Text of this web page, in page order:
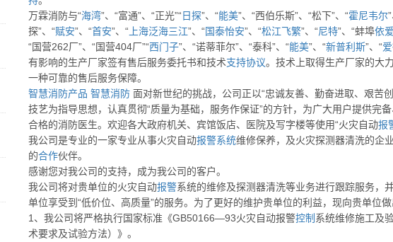
万霖消防与“海湾”、“富通”、“正光”“日探”、“能美”、“西伯乐斯”、“松下”、“霍尼韦尔
探”、“赋安”、“首安”、“ 上海泛海三江”、“国泰怡安”、“松江飞繁”、“尼特”、“蚌埠依爱
“国营262厂”、“国营404厂”“西门子”、“诺蒂菲尔”、“泰科”、“能美”、“新普利斯”、“
有影响的生产厂家签有售后服务委托书和技术支持协议。技术上取得生产厂家的大力
一种可靠的售后服务保障。
智慧消防产品 智慧消防面对新世纪的挑战，公司正以“忠诚友善、勤奋进取、艰苦
技艺为指导思想，认真贯彻“质量为基础，服务作保证”的方针，为广大用户提供完
合格的消防医生。欢迎各大政府机关、宾馆饭店、医院及写字楼等使用“火灾自动报
我公司是专业的一家专业从事火灾自动报警系统维修保养，及火灾探测器清洗的企
的合作伙伴。
感谢您对我公司的支持，成为我公司的客户。
我公司将对贵单位的火灾自动报警系统的维修及探测器清洗等业务进行跟踪服务，
单位享受到“低价位、高质量”的服务。为了更好的维护贵单位的利益，现向贵单位做
1、我公司将严格执行国家标准《GB50166—93火灾自动报警控制系统维修施工及
术要求及试验方法）》。